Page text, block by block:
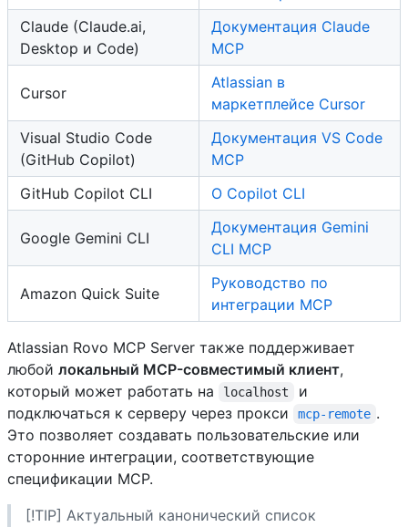
Claude (Claude.ai,
Desktop и Code)
Документация Claude
MCP
Cursor
Atlassian в
маркетплейсе Cursor
Visual Studio Code
(GitHub Copilot)
Документация VS Code
MCP
GitHub Copilot CLI
О Copilot CLI
Google Gemini CLI
Документация Gemini
CLI MCP
Amazon Quick Suite
Руководство по
интеграции MCP
Atlassian Rovo MCP Server также поддерживает
любой локальный MCP-совместимый клиент,
который может работать на
localhost
и
подключаться к серверу через прокси
mcp-remote .
Это позволяет создавать пользовательские или
сторонние интеграции, соответствующие
спецификации MCP.
[!TIP] Актуальный канонический список